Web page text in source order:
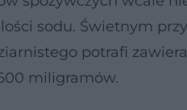
sodu. Świetnym
potrafi
miligramów.